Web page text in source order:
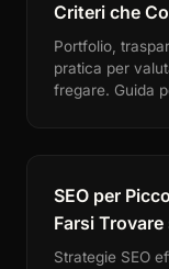
Criteri che
Portfolio,
pratica per
fregare. Guida
SEO per
Farsi
Strategie SEO